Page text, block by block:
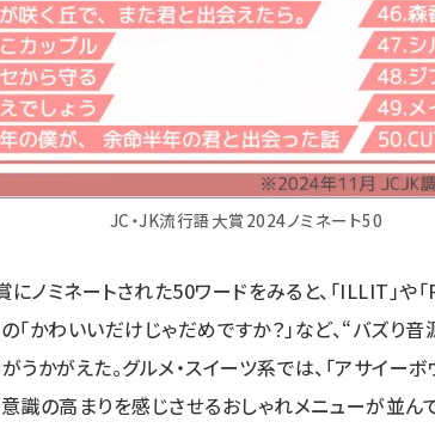
JC・JK流行語大賞2024ノミネート50
ノミネートされた50ワードをみると、「ILLIT」や
かわいいだけじゃだめですか？」など、“バズり
うかがえた。グルメ・スイーツ系では、「アサイーボ
識の高まりを感じさせるおしゃれメニューが並ん